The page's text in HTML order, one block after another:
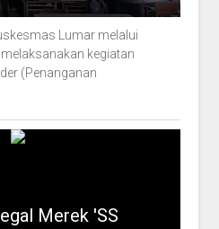
Lumar melalui
kegiatan
(Penanganan
Merek 'SS